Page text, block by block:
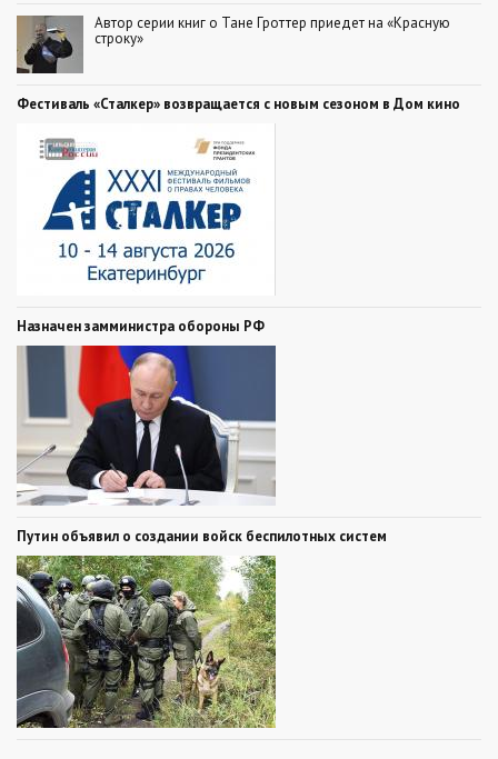
Автор серии книг о Тане Гроттер приедет на «Красную
строку»
Фестиваль «Сталкер» возвращается с новым сезоном в Дом кино
Назначен замминистра обороны РФ
Путин объявил о создании войск беспилотных систем